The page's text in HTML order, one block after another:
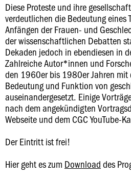
Diese Proteste und ihre
verdeutlichen die Bedeutung eines
Anfängen der Frauen- und
der wissenschaftlichen Debatten
Dekaden jedoch in ebendiesen in
Zahlreiche Autor*innen und
den 1960er bis 1980er Jahren mit
Bedeutung und Funktion von
auseinandergesetzt. Einige
nach dem angekündigten
Webseite und dem CGC YouTube-
Der Eintritt ist frei!
Hier geht es zum Download des